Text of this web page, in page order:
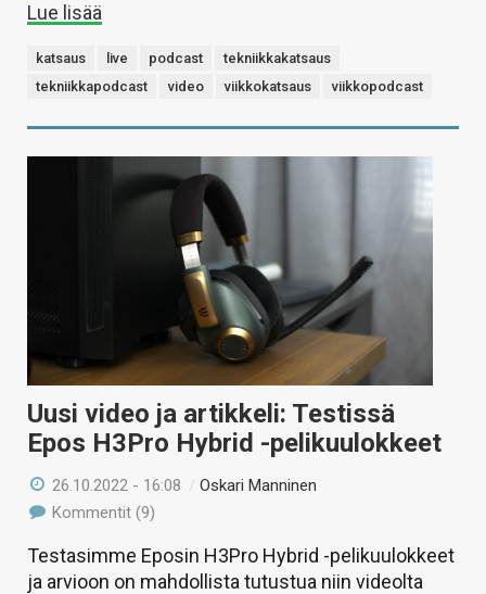
Lue lisää
katsaus live podcast
tekniikkakatsaus
tekniikkapodcast
video viikkokatsaus viikkopodcast
Uusi video ja artikkeli: Testissä
Epos H3Pro Hybrid -pelikuulokkeet
26.10.2022 - 16:08 /Oskari Manninen
Kommentit (9)
Testasimme Eposin H3Pro Hybrid -pelikuulokkeet
ja arvioon on mahdollista tutustua niin videolta